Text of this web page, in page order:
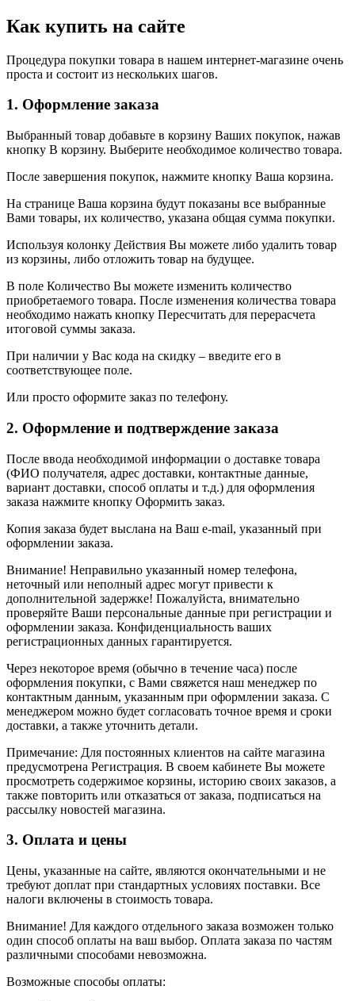
Как купить на сайте
Процедура покупки товара в нашем интернет-магазине очень
проста и состоит из нескольких шагов.
1. Оформление заказа
Выбранный товар добавьте в корзину Ваших покупок, нажав
кнопку В корзину. Выберите необходимое количество товара.
После завершения покупок, нажмите кнопку Ваша корзина.
На странице Ваша корзина будут показаны все выбранные
Вами товары, их количество, указана общая сумма покупки.
Используя колонку Действия Вы можете либо удалить товар
из корзины, либо отложить товар на будущее.
В поле Количество Вы можете изменить количество
приобретаемого товара. После изменения количества товара
необходимо нажать кнопку Пересчитать для перерасчета
итоговой суммы заказа.
При наличии у Вас кода на скидку – введите его в
соответствующее поле.
Или просто оформите заказ по телефону.
2. Оформление и подтверждение заказа
После ввода необходимой информации о доставке товара
(ФИО получателя, адрес доставки, контактные данные,
вариант доставки, способ оплаты и т.д.) для оформления
заказа нажмите кнопку Оформить заказ.
Копия заказа будет выслана на Ваш e-mail, указанный при
оформлении заказа.
Внимание! Неправильно указанный номер телефона,
неточный или неполный адрес могут привести к
дополнительной задержке! Пожалуйста, внимательно
проверяйте Ваши персональные данные при регистрации и
оформлении заказа. Конфиденциальность ваших
регистрационных данных гарантируется.
Через некоторое время (обычно в течение часа) после
оформления покупки, с Вами свяжется наш менеджер по
контактным данным, указанным при оформлении заказа. С
менеджером можно будет согласовать точное время и сроки
доставки, а также уточнить детали.
Примечание: Для постоянных клиентов на сайте магазина
предусмотрена Регистрация. В своем кабинете Вы можете
просмотреть содержимое корзины, историю своих заказов, а
также повторить или отказаться от заказа, подписаться на
рассылку новостей магазина.
3. Оплата и цены
Цены, указанные на сайте, являются окончательными и не
требуют доплат при стандартных условиях поставки. Все
налоги включены в стоимость товара.
Внимание! Для каждого отдельного заказа возможен только
один способ оплаты на ваш выбор. Оплата заказа по частям
различными способами невозможна.
Возможные способы оплаты: